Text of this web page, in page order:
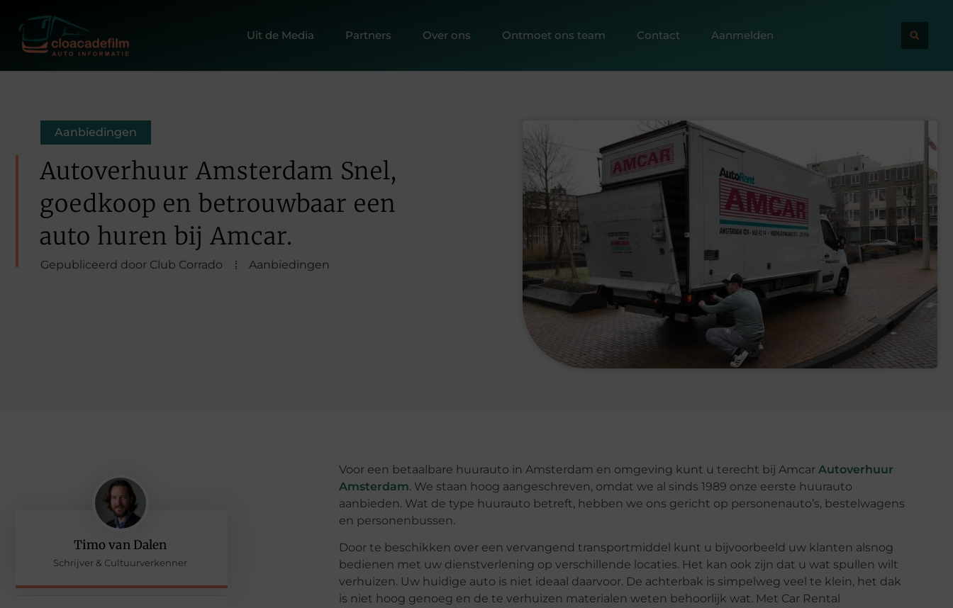
Uit de Media Partners Over ons Ontmoet ons team Contact Aanmelden
Aanbiedingen
Autoverhuur Amsterdam Snel,
goedkoop en betrouwbaar een
auto huren bij Amcar.
Gepubliceerd door Club Corrado Aanbiedingen
Timo van Dalen
Schrijver & Cultuurverkenner
Voor een betaalbare huurauto in Amsterdam en omgeving kunt u terecht bij Amcar Autoverhuur
Amsterdam. We staan hoog aangeschreven, omdat we al sinds 1989 onze eerste huurauto
aanbieden. Wat de type huurauto betreft, hebben we ons gericht op personenauto’s, bestelwagens
en personenbussen.
Door te beschikken over een vervangend transportmiddel kunt u bijvoorbeeld uw klanten alsnog
bedienen met uw dienstverlening op verschillende locaties. Het kan ook zijn dat u wat spullen wilt
verhuizen. Uw huidige auto is niet ideaal daarvoor. De achterbak is simpelweg veel te klein, het dak
is niet hoog genoeg en de te verhuizen materialen weten behoorlijk wat. Met Car Rental